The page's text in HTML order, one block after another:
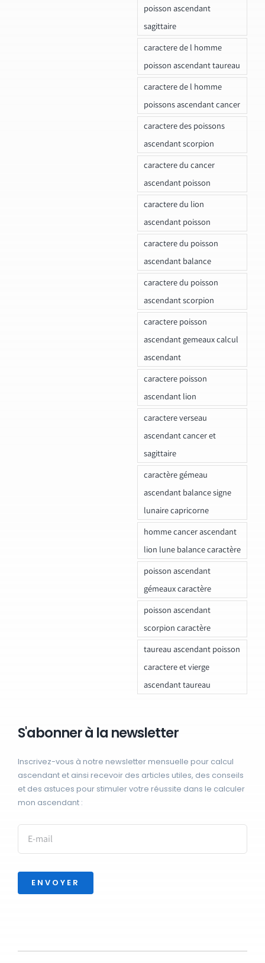
poisson ascendant
sagittaire
caractere de l homme
poisson ascendant taureau
caractere de l homme
poissons ascendant cancer
caractere des poissons
ascendant scorpion
caractere du cancer
ascendant poisson
caractere du lion
ascendant poisson
caractere du poisson
ascendant balance
caractere du poisson
ascendant scorpion
caractere poisson
ascendant gemeaux calcul
ascendant
caractere poisson
ascendant lion
caractere verseau
ascendant cancer et
sagittaire
caractère gémeau
ascendant balance signe
lunaire capricorne
homme cancer ascendant
lion lune balance caractère
poisson ascendant
gémeaux caractère
poisson ascendant
scorpion caractère
taureau ascendant poisson
caractere et vierge
ascendant taureau
S'abonner à la newsletter
Inscrivez-vous à notre newsletter mensuelle pour calcul
ascendant et ainsi recevoir des articles utiles, des conseils
et des astuces pour stimuler votre réussite dans le calculer
mon ascendant :
ENVOYER